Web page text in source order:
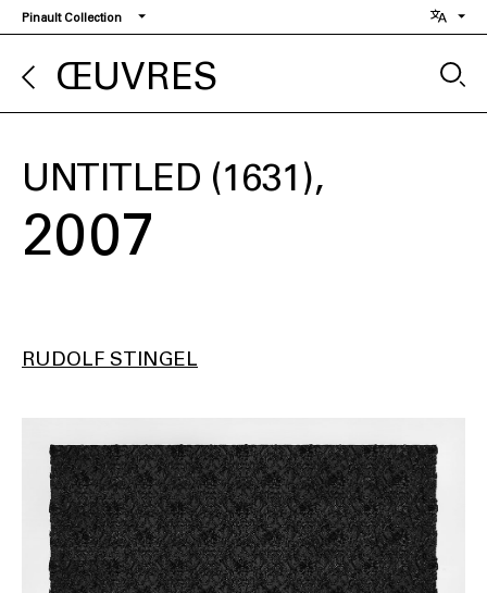
Aller
au
contenu
principal
Pinault Collection
ŒUVRES
UNTITLED (1631)
2007
RUDOLF STINGEL